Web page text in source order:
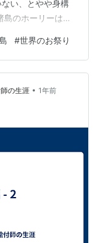
い、とやや身構
のホーリーは、
度よかったで
ている方へ、 子供
ると幸いです。
も、写真をたく
しんでもらえた
#世界のお祭り
の生涯 • 1年前